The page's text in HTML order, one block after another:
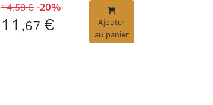
14,58 €-20%
11,67 €
Ajouter
au panier